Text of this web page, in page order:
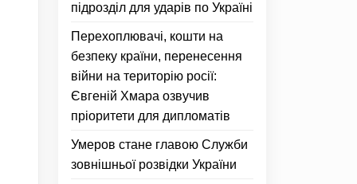
підрозділ для ударів по Україні
Перехоплювачі, кошти на
безпеку країни, перенесення
війни на територію росії:
Євгеній Хмара озвучив
пріоритети для дипломатів
Умеров стане главою Служби
зовнішньої розвідки України